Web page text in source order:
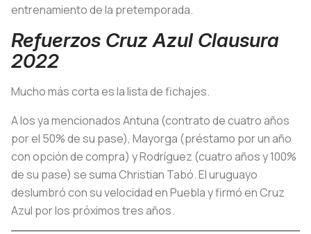
entrenamiento de la pretemporada.
Refuerzos Cruz Azul Clausura
2022
Mucho más corta es la lista de fichajes.
A los ya mencionados Antuna (contrato de cuatro años
por el 50% de su pase), Mayorga (préstamo por un año
con opción de compra) y Rodríguez (cuatro años y 100%
de su pase) se suma Christian Tabó. El uruguayo
deslumbró con su velocidad en Puebla y firmó en Cruz
Azul por los próximos tres años.